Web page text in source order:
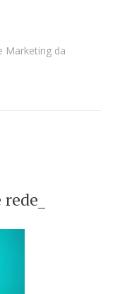
Marketing da